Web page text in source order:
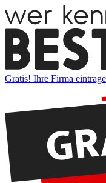
Gratis! Ihre Firma